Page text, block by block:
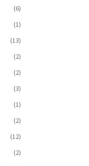
(6)
(1)
(13)
(2)
(2)
(3)
(1)
(2)
(12)
(2)